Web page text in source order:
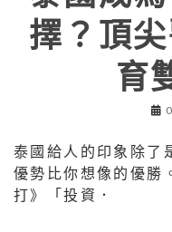
擇？頂
育
泰國給人的印象除了
優勢比你想像的優勝
打》「投資．